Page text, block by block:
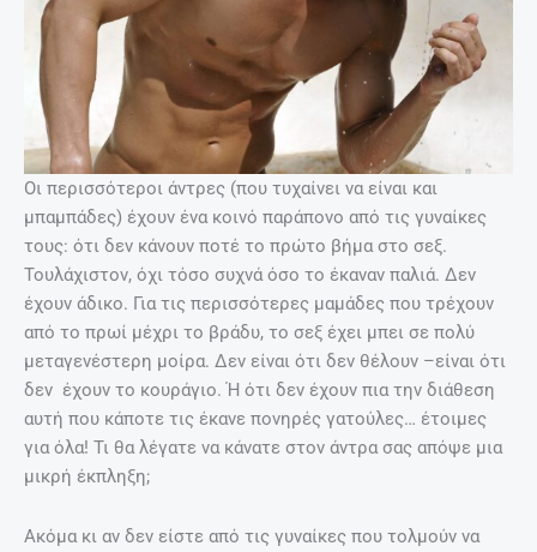
Οι περισσότεροι άντρες (που τυχαίνει να είναι και
μπαμπάδες) έχουν ένα κοινό παράπονο από τις γυναίκες
τους: ότι δεν κάνουν ποτέ το πρώτο βήμα στο σεξ.
Τουλάχιστον, όχι τόσο συχνά όσο το έκαναν παλιά. Δεν
έχουν άδικο. Για τις περισσότερες μαμάδες που τρέχουν
από το πρωί μέχρι το βράδυ, το σεξ έχει μπει σε πολύ
μεταγενέστερη μοίρα. Δεν είναι ότι δεν θέλουν –είναι ότι
δεν έχουν το κουράγιο. Ή ότι δεν έχουν πια την διάθεση
αυτή που κάποτε τις έκανε πονηρές γατούλες… έτοιμες
για όλα! Τι θα λέγατε να κάνατε στον άντρα σας απόψε μια
μικρή έκπληξη;
Ακόμα κι αν δεν είστε από τις γυναίκες που τολμούν να